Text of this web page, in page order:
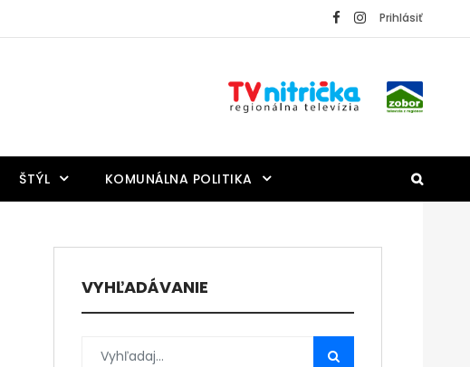
Prihlásiť
ŠTÝL KOMUNÁLNA POLITIKA
VYHĽADÁVANIE